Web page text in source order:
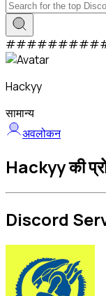
#########
Hackyy
सामान्य
अवलोकन
Hackyy की
Discord